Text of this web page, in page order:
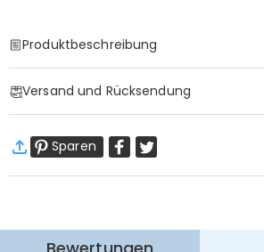
Produktbeschreibung
Versand und Rücksendung
Standardversand
9-18
Arbeitstage
Mehr erfahren
Sparen